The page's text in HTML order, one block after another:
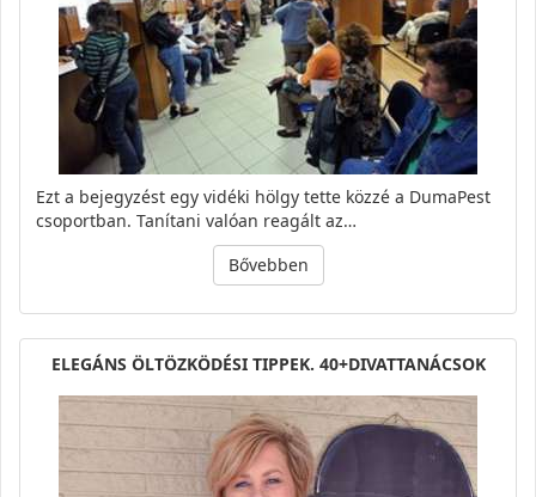
Ezt a bejegyzést egy vidéki hölgy tette közzé a DumaPest
csoportban. Tanítani valóan reagált az…
Bővebben
ELEGÁNS ÖLTÖZKÖDÉSI TIPPEK. 40+DIVATTANÁCSOK